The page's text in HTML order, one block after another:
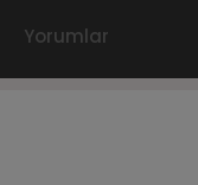
Yorumlar